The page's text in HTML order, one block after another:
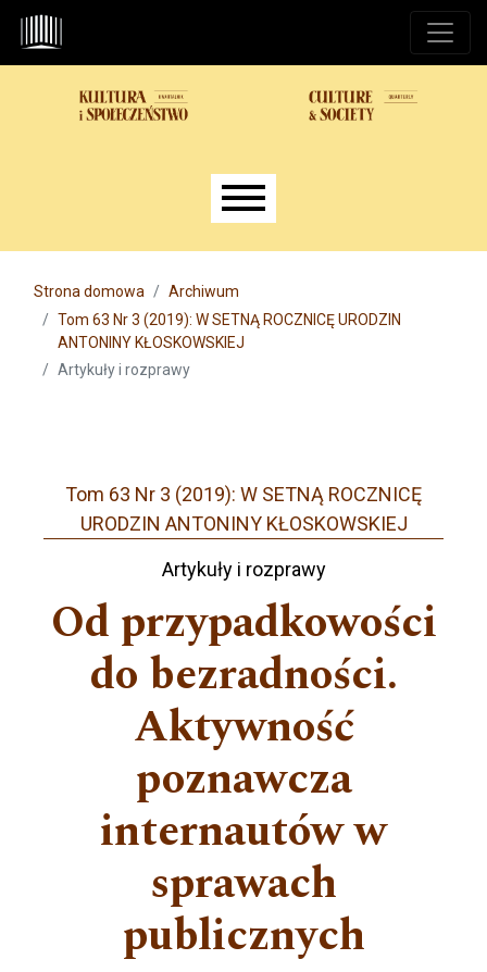
Przejdź do głównego menu
Przejdź do sekcji głównej
Przejdź do stopki
Main menu
Strona domowa
Archiwum
Tom 63 Nr 3 (2019): W SETNĄ ROCZNICĘ URODZIN
ANTONINY KŁOSKOWSKIEJ
Artykuły i rozprawy
Tom 63 Nr 3 (2019): W SETNĄ ROCZNICĘ
URODZIN ANTONINY KŁOSKOWSKIEJ
Artykuły i rozprawy
Od przypadkowości
do bezradności.
Aktywność
poznawcza
internautów w
sprawach
publicznych